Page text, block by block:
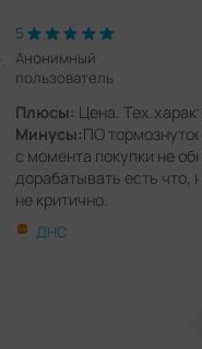
5
Анонимный
пользователь
Плюсы: Цена.
Минусы:ПО
с момента покупки не
дорабатывать есть что,
не критично.
Комментарии:
аппарат, но настройкам
ДНС